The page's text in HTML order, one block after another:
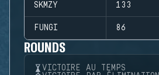
SKMZY 133
FUNGI 86
ROUNDS
VICTOIRE AU TEMPS